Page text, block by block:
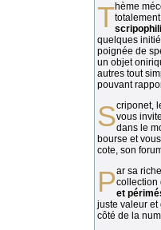
Thème méconnu des collectionneurs et
quelques
poignée de
un objet
autres tout
pouvant
vous
dans le
bourse et
cote, son
Par sa richesse et sa diversité, lacollection
et
juste valeur et
côté de la